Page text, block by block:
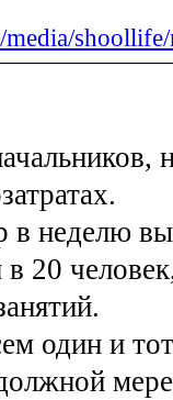
в неделю
в 20
один и